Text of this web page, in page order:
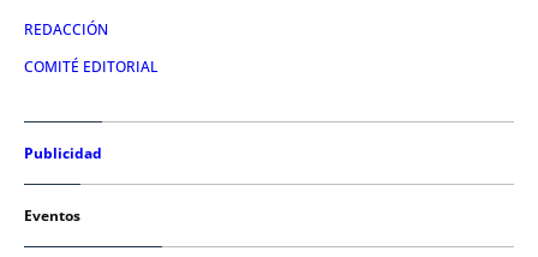
REDACCIÓN
COMITÉ EDITORIAL
Publicidad
Eventos